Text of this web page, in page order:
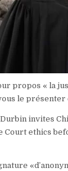
propos « la
le présenter
invites
Court ethics